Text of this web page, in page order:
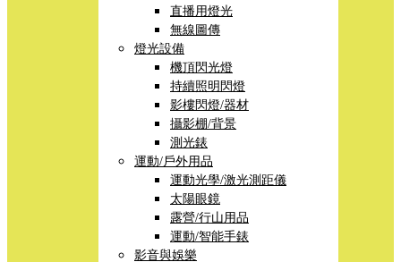
直播用燈光
無線圖傳
燈光設備
機頂閃光燈
持續照明閃燈
影樓閃燈/器材
攝影棚/背景
測光錶
運動/戶外用品
運動光學/激光測距儀
太陽眼鏡
露營/行山用品
運動/智能手錶
影音與娛樂